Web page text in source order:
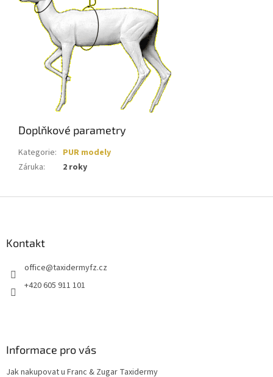
Doplňkové parametry
Kategorie: PUR modely
Záruka: 2 roky
Kontakt
office@taxidermyfz.cz
+420 605 911 101
Informace pro vás
Jak nakupovat u Franc & Zugar Taxidermy